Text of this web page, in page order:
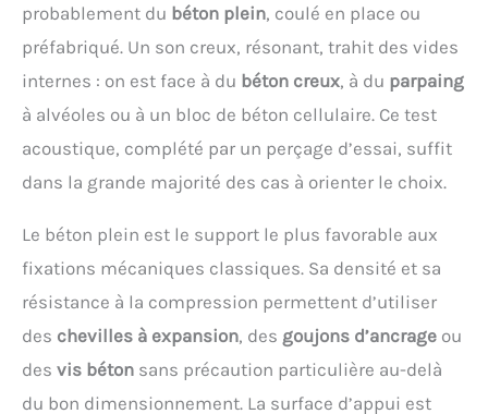
probablement du béton plein, coulé en place ou
préfabriqué. Un son creux, résonant, trahit des vides
internes : on est face à du béton creux, à du parpaing
à alvéoles ou à un bloc de béton cellulaire. Ce test
acoustique, complété par un perçage d’essai, suffit
dans la grande majorité des cas à orienter le choix.
Le béton plein est le support le plus favorable aux
fixations mécaniques classiques. Sa densité et sa
résistance à la compression permettent d’utiliser
des chevilles à expansion, des goujons d’ancrage ou
des vis béton sans précaution particulière au-delà
du bon dimensionnement. La surface d’appui est